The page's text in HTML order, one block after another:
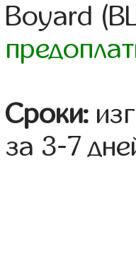
Boyard
Сроки:
за 3-7